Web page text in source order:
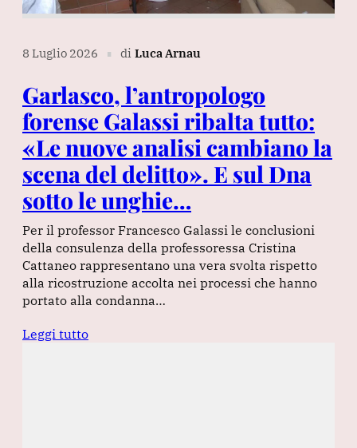
8 Luglio 2026 ∎ di Luca Arnau
Garlasco, l’antropologo
forense Galassi ribalta tutto:
«Le nuove analisi cambiano la
scena del delitto». E sul Dna
sotto le unghie…
Per il professor Francesco Galassi le conclusioni
della consulenza della professoressa Cristina
Cattaneo rappresentano una vera svolta rispetto
alla ricostruzione accolta nei processi che hanno
portato alla condanna…
Leggi tutto